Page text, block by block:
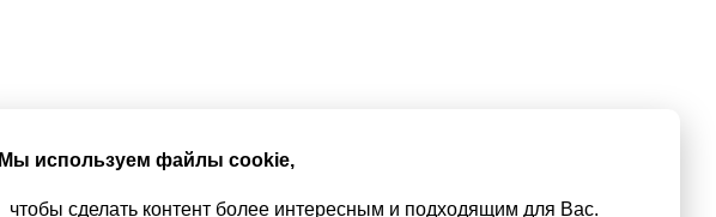
Мы используем файлы cookie,
чтобы сделать контент более интересным и подходящим для Вас.